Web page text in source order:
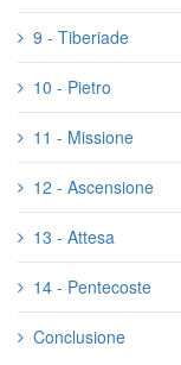
9 - Tiberiade
10 - Pietro
11 - Missione
12 - Ascensione
13 - Attesa
14 - Pentecoste
Conclusione